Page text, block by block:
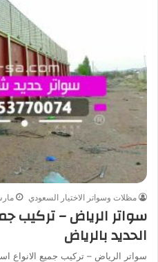
مظلات وسواتر الاختيار السعودي مارس
سواتر الرياض – تركيب
الحديد بالرياض
سواتر الرياض – تركيب جميع الانواع